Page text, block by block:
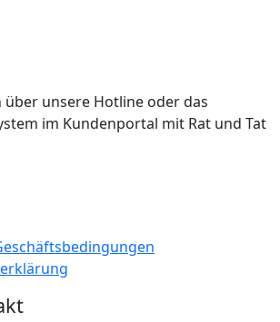
unsere Hotline oder das
im Kundenportal mit Rat und Tat